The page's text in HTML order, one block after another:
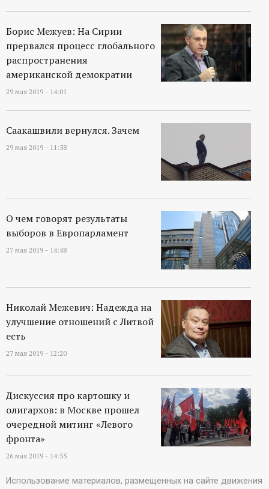
Борис Межуев: На Сирии
прервался процесс глобального
распространения
американской демократии
29 мая 2019 - 14:01
Саакашвили вернулся. Зачем
29 мая 2019 - 11:58
О чем говорят результаты
выборов в Европарламент
27 мая 2019 - 14:48
Николай Межевич: Надежда на
улучшение отношений с Литвой
есть
27 мая 2019 - 12:20
Дискуссия про картошку и
олигархов: в Москве прошел
очередной митинг «Левого
фронта»
26 мая 2019 - 14:35
Использование материалов, размещенных на сайте движения